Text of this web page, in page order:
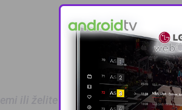
ili želite prijaviti grešku u tekstu?